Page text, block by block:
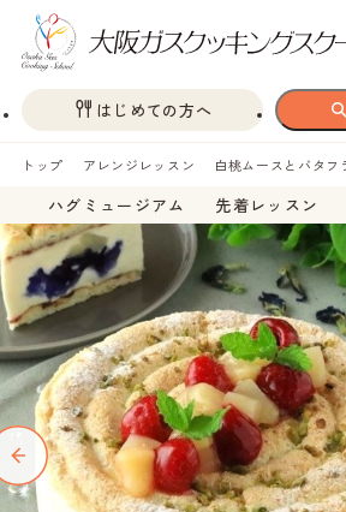
はじめての方へ
トップ アレンジレッスン 白桃ムースとバタ
ハグミュージアム 先着レッスン